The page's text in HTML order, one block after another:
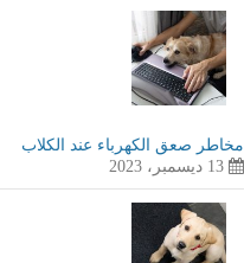
مخاطر صعق الكهرباء عند الكلاب
13 ديسمبر، 2023